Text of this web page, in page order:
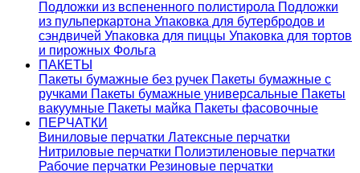
Подложки из вспененного полистирола Подложки
из пульперкартона Упаковка для бутербродов и
сэндвичей Упаковка для пиццы Упаковка для тортов
и пирожных Фольга
ПАКЕТЫ
Пакеты бумажные без ручек Пакеты бумажные с
ручками Пакеты бумажные универсальные Пакеты
вакуумные Пакеты майка Пакеты фасовочные
ПЕРЧАТКИ
Виниловые перчатки Латексные перчатки
Нитриловые перчатки Полиэтиленовые перчатки
Рабочие перчатки Резиновые перчатки